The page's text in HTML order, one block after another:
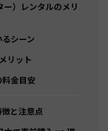
）レンタルのメリ
シーン
リット
金目安
と注意点